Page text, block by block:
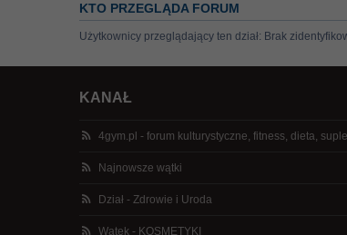
KTO PRZEGLĄDA FORUM
Użytkownicy przeglądający ten dział: Brak
KANAŁ
4gym.pl - forum kulturystyczne, fitness, dieta,
Najnowsze wątki
Dział - Zdrowie i Uroda
Wątek - KOSMETYKI